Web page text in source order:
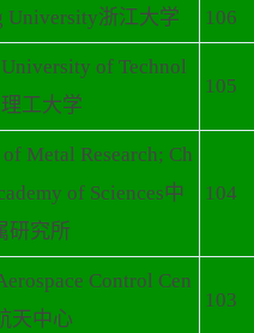
University浙江大学 106
of Technol
工大学
105
Metal Research; Ch
of Sciences中
研究所
104
Control Cen
天中心
103